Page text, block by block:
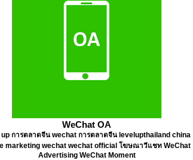
WeChat OA
การตลาดจีน wechat การตลาดจีน levelupthailand china
marketing wechat wechat official โฆษณาวีแชท WeChat
Advertising WeChat Moment